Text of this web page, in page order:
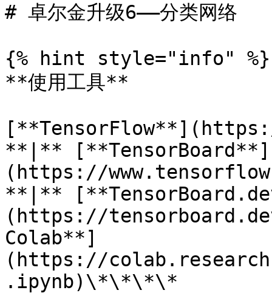
# 卓尔金升级6——分类网络
{% hint style="info" %}
**使用工具**
**|** [**TensorBoard**]
(https://
**|**
(https://
Colab**]
(https://
.ipynb)\*\*\*\*